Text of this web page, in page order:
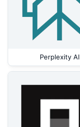
Perplexity AI